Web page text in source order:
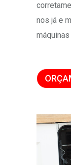
nos já e